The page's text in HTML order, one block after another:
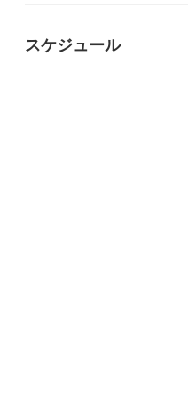
スケジュール